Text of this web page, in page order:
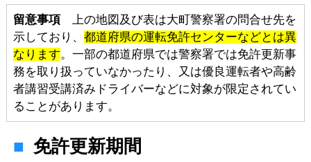
留意事項上の地図及び表は大町警察署の問合せ先を
示しており、 都道府県の運転免許センターなどとは異
なります。一部の都道府県では警察署では免許更新事
務を取り扱っていなかったり、又は優良運転者や高齢
者講習受講済みドライバーなどに対象が限定されてい
ることがあります。
免許更新期間